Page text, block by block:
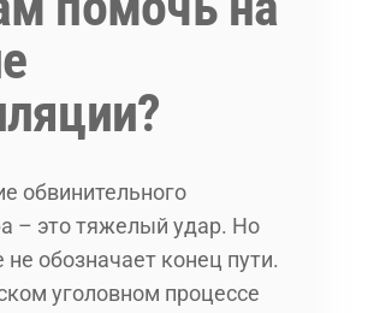
обвинительного
– это тяжелый удар. Но
не обозначает конец пути.
уголовном процессе